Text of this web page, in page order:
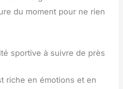
du moment pour ne rien
sportive à suivre de près
riche en émotions et en